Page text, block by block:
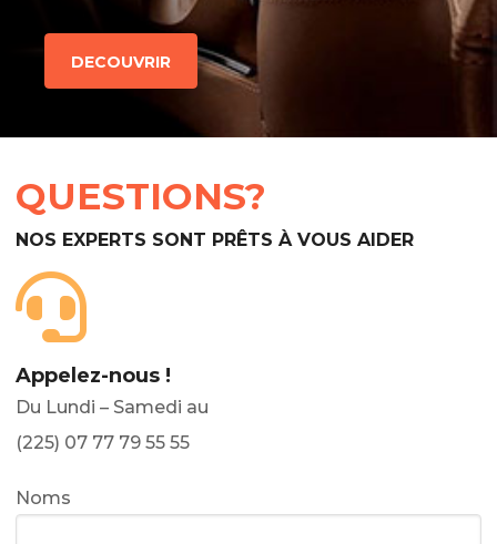
DECOUVRIR
QUESTIONS?
NOS EXPERTS SONT PRÊTS À VOUS AIDER
Appelez-nous !
Du Lundi – Samedi au
(225) 07 77 79 55 55
Noms